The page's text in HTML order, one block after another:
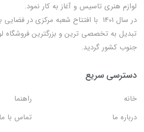
لوازم هنری تاسیس و آغاز به کار نمود.
تبدیل به تخصصی ترین و بزرگترین فروشگاه
جنوب کشور گردید.
دسترسی سریع
خانه
راهنما
درباره ما
تماس با ما